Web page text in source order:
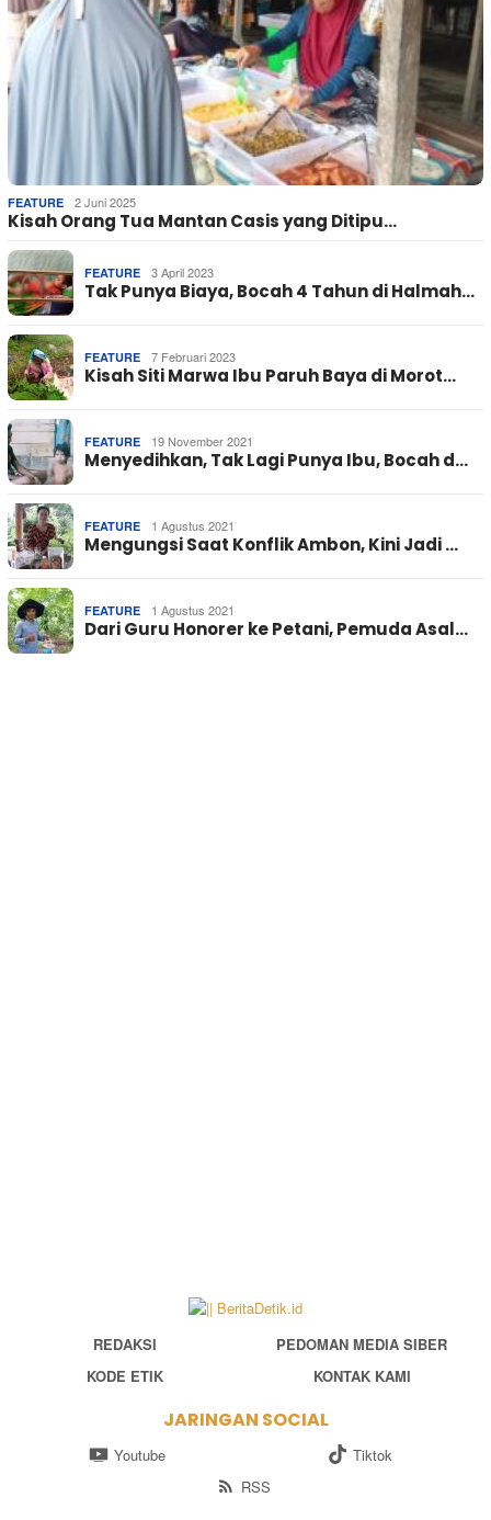
FEATURE 2 Juni 2025
Kisah Orang Tua Mantan Casis yang Ditipu…
FEATURE 3 April 2023
Tak Punya Biaya, Bocah 4 Tahun di Halmah…
FEATURE 7 Februari 2023
Kisah Siti Marwa Ibu Paruh Baya di Morot…
FEATURE 19 November 2021
Menyedihkan, Tak Lagi Punya Ibu, Bocah d…
FEATURE 1 Agustus 2021
Mengungsi Saat Konflik Ambon, Kini Jadi …
FEATURE 1 Agustus 2021
Dari Guru Honorer ke Petani, Pemuda Asal…
REDAKSI
PEDOMAN MEDIA SIBER
KODE ETIK
KONTAK KAMI
JARINGAN SOCIAL
Youtube
Tiktok
RSS